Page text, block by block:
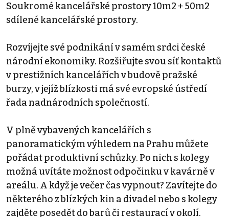
Soukromé kancelářské prostory 10m2 + 50m2
sdílené kancelářské prostory.
Rozvíjejte své podnikání v samém srdci české
národní ekonomiky. Rozšiřujte svou síť kontaktů
v prestižních kancelářích v budově pražské
burzy, v jejíž blízkosti má své evropské ústředí
řada nadnárodních společností.
V plně vybavených kancelářích s
panoramatickým výhledem na Prahu můžete
pořádat produktivní schůzky. Po nich s kolegy
možná uvítáte možnost odpočinku v kavárně v
areálu. A když je večer čas vypnout? Zavítejte do
některého z blízkých kin a divadel nebo s kolegy
zajděte posedět do barů či restaurací v okolí.